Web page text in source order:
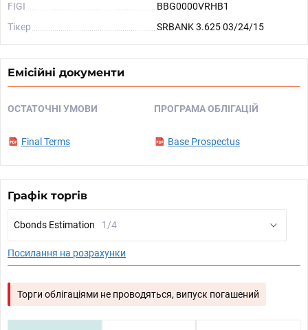
FIGI
BBG0000VRHB1
Тікер
SRBANK 3.625 03/24/15
Емісійні документи
ОСТАТОЧНІ УМОВИ
Final Terms
ПРОГРАМА ОБЛІГАЦІЙ
Base Prospectus
Графік торгів
Cbonds Estimation 1/4
Посилання на розрахунки
Торги облігаціями не проводяться, випуск погашений